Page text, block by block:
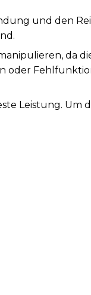
und den
da
oder
Leistung. Um